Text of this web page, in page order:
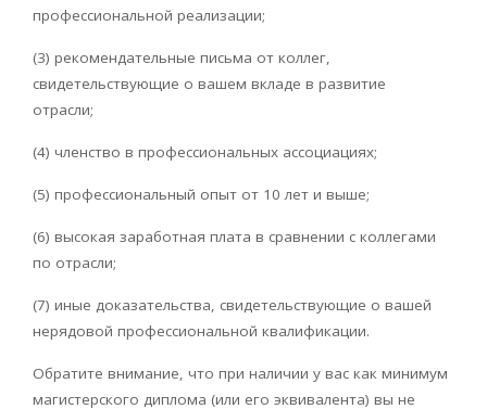
профессиональной реализации;
(3) рекомендательные письма от коллег,
свидетельствующие о вашем вкладе в развитие
отрасли;
(4) членство в профессиональных ассоциациях;
(5) профессиональный опыт от 10 лет и выше;
(6) высокая заработная плата в сравнении с коллегами
по отрасли;
(7) иные доказательства, свидетельствующие о вашей
нерядовой профессиональной квалификации.
Обратите внимание, что при наличии у вас как минимум
магистерского диплома (или его эквивалента) вы не